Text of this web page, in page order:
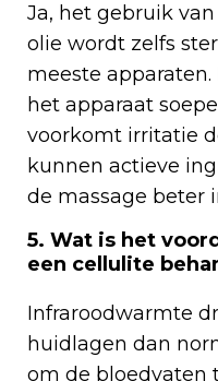
Ja, het gebruik
olie wordt zelfs
meeste
het apparaat
voorkomt irritatie
kunnen actieve
de massage beter
5. Wat is het
een cellulite
Infraroodwarmte
huidlagen dan
om de bloedvaten